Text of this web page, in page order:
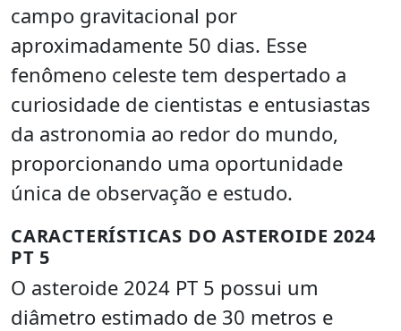
campo gravitacional por
aproximadamente 50 dias. Esse
fenômeno celeste tem despertado a
curiosidade de cientistas e entusiastas
da astronomia ao redor do mundo,
proporcionando uma oportunidade
única de observação e estudo.
CARACTERÍSTICAS DO ASTEROIDE 2024
PT 5
O asteroide 2024 PT 5 possui um
diâmetro estimado de 30 metros e